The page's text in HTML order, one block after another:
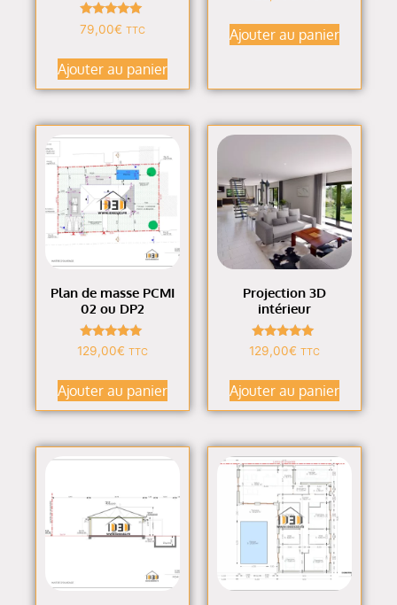
Note
4.91
79,00€ TTC
Ajouter au panier
Ajouter au panier
Plan de masse PCMI
02 ou DP2
Note
4.95
129,00€ TTC
Ajouter au panier
Projection 3D
intérieur
Note
4.80
129,00€ TTC
Ajouter au panier